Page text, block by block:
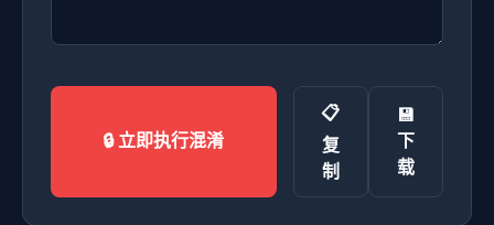
🔒 立即执行混淆
📋
复
制
💾
下
载